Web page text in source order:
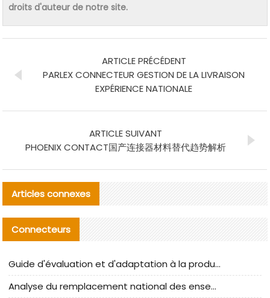
droits d'auteur de notre site.
ARTICLE PRÉCÉDENT
PARLEX CONNECTEUR GESTION DE LA LIVRAISON
EXPÉRIENCE NATIONALE
ARTICLE SUIVANT
PHOENIX CONTACT国产连接器材料替代趋势解析
Articles connexes
Connecteurs
Guide d'évaluation et d'adaptation à la production des composants de câbles nationaux CNC Tech
Analyse du remplacement national des ensembles de câbles à fréquence élevée I-PEX